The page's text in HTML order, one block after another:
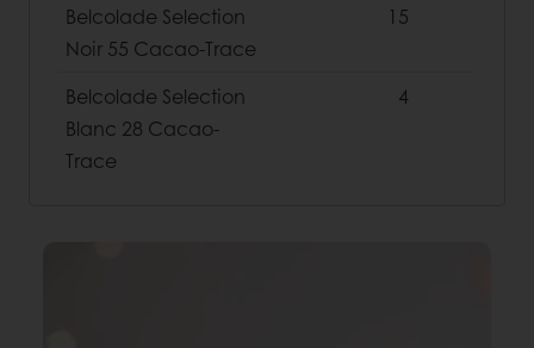
Belcolade Selection
Noir 55 Cacao-Trace
15
Belcolade Selection
Blanc 28 Cacao-
Trace
4